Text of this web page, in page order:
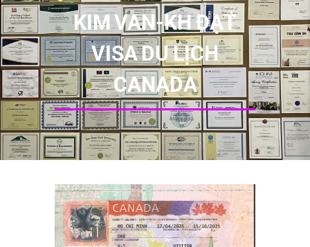
KIM VAN-KH ĐẠT
VISA DU LỊCH
CANADA